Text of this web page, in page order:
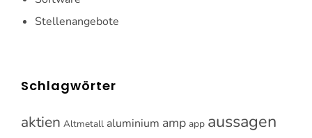
Stellenangebote
Schlagwörter
aktien Altmetall aluminium amp app aussagen